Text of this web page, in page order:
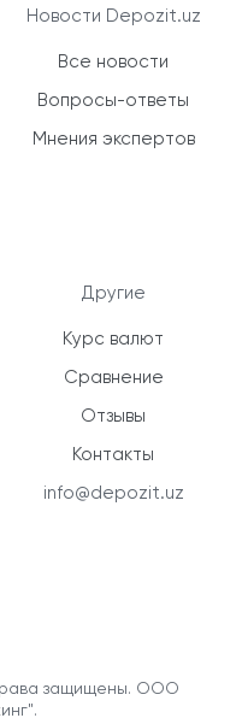
Новости Depozit.uz
Все новости
Вопросы-ответы
Мнения экспертов
Другие
Курс валют
Сравнение
Отзывы
Контакты
info@depozit.uz
защищены. ООО